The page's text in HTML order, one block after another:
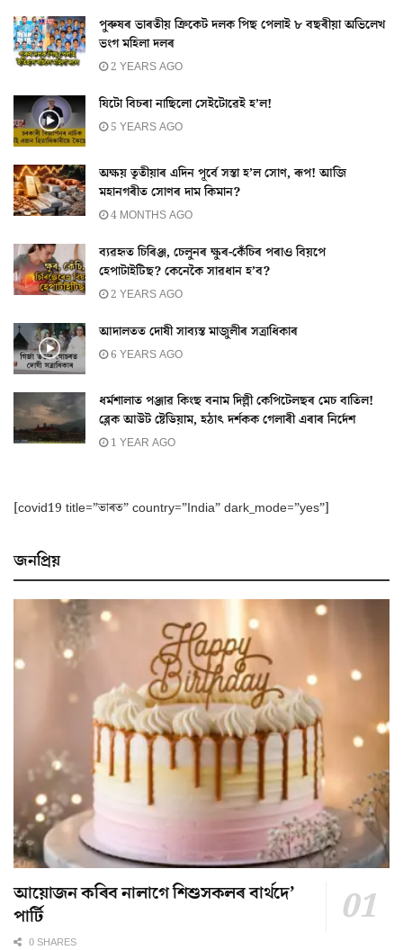
পুৰুষৰ ভাৰতীয় ক্ৰিকেট দলক পিছ পেলাই ৮ বছৰীয়া অভিলেখ
ভংগ মহিলা দলৰ
2 YEARS AGO
যিটো বিচৰা নাছিলো সেইটোৱেই হ’ল!
5 YEARS AGO
অক্ষয় তৃতীয়াৰ এদিন পূৰ্বে সস্তা হ’ল সোণ, ৰূপ! আজি
মহানগৰীত সোণৰ দাম কিমান?
4 MONTHS AGO
ব্যৱহৃত চিৰিঞ্জ, চেলুনৰ ক্ষুৰ-কেঁচিৰ পৰাও বিয়পে
হেপাটাইটিছ? কেনেকৈ সাৱধান হ’ব?
2 YEARS AGO
আদালতত দোষী সাব্যস্ত মাজুলীৰ সত্ৰাধিকাৰ
6 YEARS AGO
ধৰ্মশালাত পঞ্জাৱ কিংছ বনাম দিল্লী কেপিটেলছৰ মেচ বাতিল!
ব্লেক আউট ষ্টেডিয়াম, হঠাৎ দৰ্শকক গেলাৰী এৰাৰ নিৰ্দেশ
1 YEAR AGO
[covid19 title=”ভাৰত” country=”India” dark_mode=”yes”]
জনপ্ৰিয়
আয়োজন কৰিব নালাগে শিশুসকলৰ বাৰ্থদে’
পাৰ্টি
0 SHARES